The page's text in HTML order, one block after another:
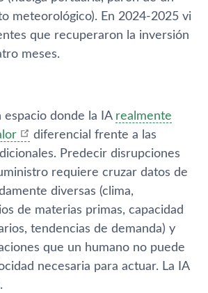
meteorológico). En 2024-2025 vi
que recuperaron la inversión
meses.
espacio donde la IA realmente
diferencial frente a las
Predecir disrupciones
requiere cruzar datos de
diversas (clima,
de materias primas, capacidad
tendencias de demanda) y
que un humano no puede
necesaria para actuar. La IA